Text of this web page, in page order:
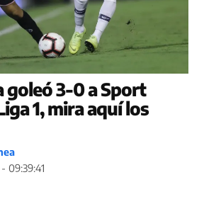
goleó 3-0 a Sport
1, mira aquí los
09:39:41